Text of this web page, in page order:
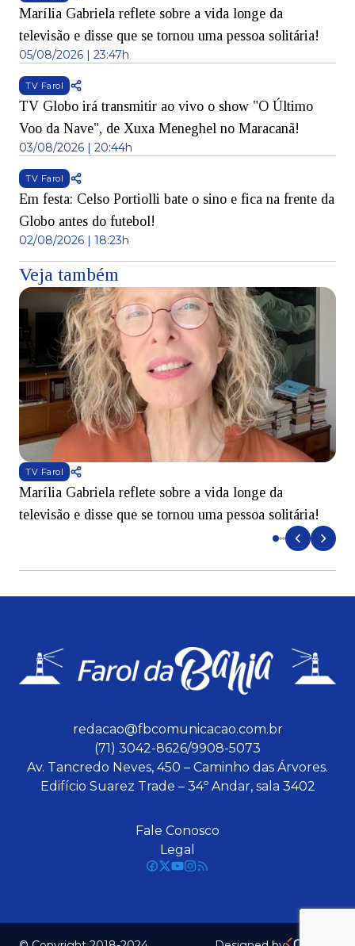
Marília Gabriela reflete sobre a vida longe da
televisão e disse que se tornou uma pessoa solitária!
05/08/2026 | 23:47h
TV Farol
TV Globo irá transmitir ao vivo o show "O Último
Voo da Nave", de Xuxa Meneghel no Maracanã!
03/08/2026 | 20:44h
TV Farol
Em festa: Celso Portiolli bate o sino e fica na frente da
Globo antes do futebol!
02/08/2026 | 18:23h
Veja também
TV Farol
Marília Gabriela reflete sobre a vida longe da
televisão e disse que se tornou uma pessoa solitária!
redacao@fbcomunicacao.com.br
(71) 3042-8626/9908-5073
Av. Tancredo Neves, 450 – Caminho das Árvores.
Edifício Suarez Trade – 34º Andar, sala 3402
Fale Conosco
Legal